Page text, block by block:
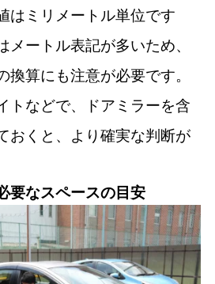
はミリメートル単位です
メートル表記が多いため、
換算にも注意が必要です。
トなどで、ドアミラーを含
おくと、より確実な判断が
要なスペースの目安